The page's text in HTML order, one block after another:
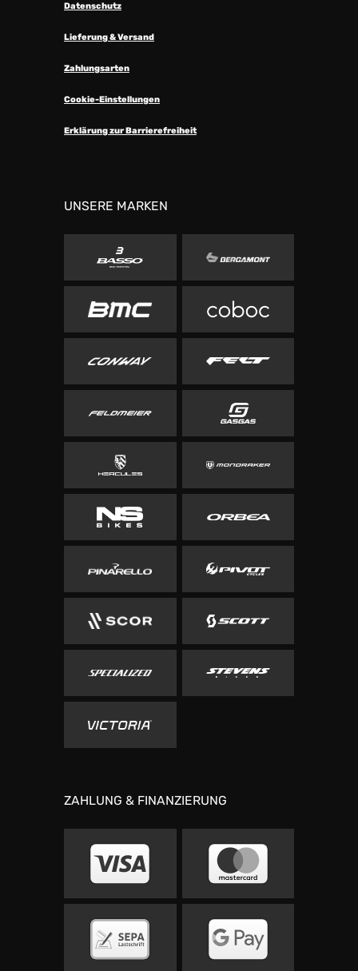
Datenschutz
Lieferung & Versand
Zahlungsarten
Cookie-Einstellungen
Erklärung zur Barrierefreiheit
UNSERE MARKEN
ZAHLUNG & FINANZIERUNG